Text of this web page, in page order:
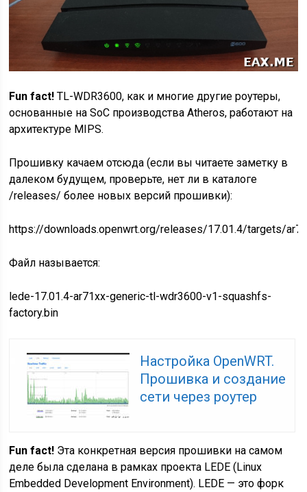
Fun fact! TL-WDR3600, как и многие другие роутеры,
основанные на SoC производства Atheros, работают на
архитектуре MIPS.
Прошивку качаем отсюда (если вы читаете заметку в
далеком будущем, проверьте, нет ли в каталоге
/releases/ более новых версий прошивки):
https://downloads.openwrt.org/releases/17.01.4/targets/
Файл называется:
lede-17.01.4-ar71xx-generic-tl-wdr3600-v1-squashfs-
factory.bin
Настройка OpenWRT.
Прошивка и создание
сети через роутер
Fun fact! Эта конкретная версия прошивки на самом
деле была сделана в рамках проекта LEDE (Linux
Embedded Development Environment). LEDE — это форк